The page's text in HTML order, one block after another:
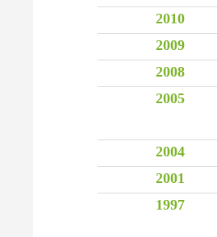
2010
2009
2008
2005
2004
2001
1997